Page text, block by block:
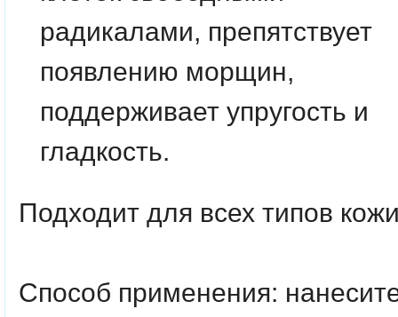
радикалами, препятствует
появлению морщин,
поддерживает упругость и
гладкость.
Подходит для всех типов
Способ применения: